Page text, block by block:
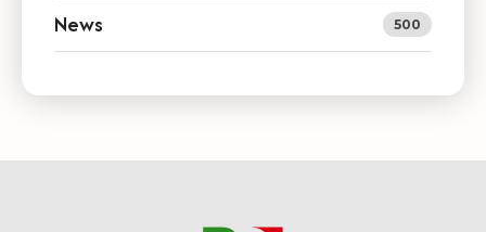
News 500